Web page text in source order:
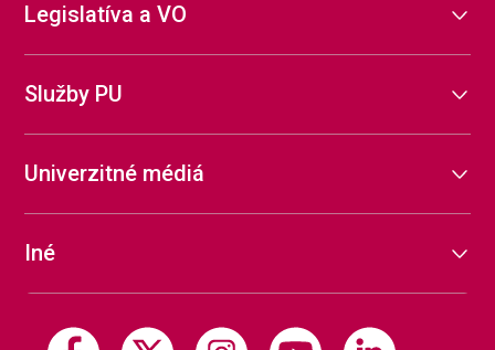
Legislatíva a VO
Služby PU
Univerzitné médiá
Iné